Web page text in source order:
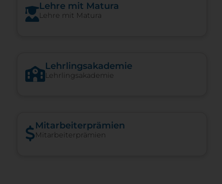
Lehre mit Matura
Lehre mit Matura
Lehrlingsakademie
Lehrlingsakademie
Mitarbeiterprämien
Mitarbeiterprämien